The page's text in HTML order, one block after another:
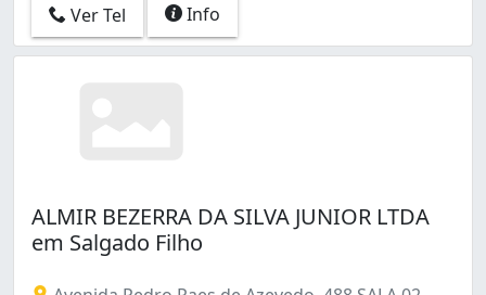
Ver Tel Info
ALMIR BEZERRA DA SILVA JUNIOR LTDA
em Salgado Filho